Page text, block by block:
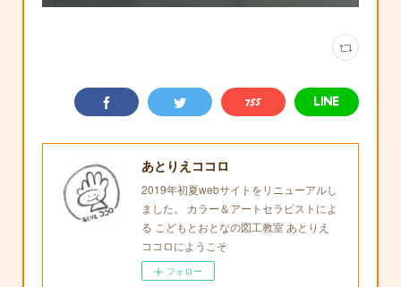
あとりえココロ
2019年初夏webサイトをリニューアルし
ました。 カラー＆アートセラピストによ
る こどもとおとなの図工教室 あとりえ
ココロにようこそ
フォロー